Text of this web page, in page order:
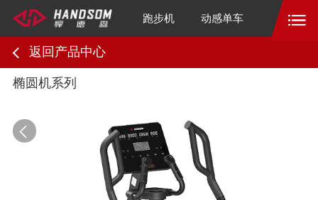
跑步机 动感单车
返回产品中心
椭圆机系列